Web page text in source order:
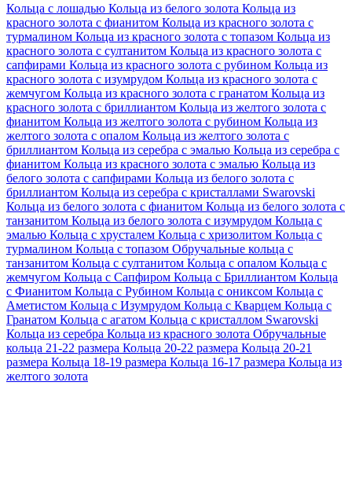
Кольца с лошадью Кольца из белого золота Кольца из
красного золота с фианитом Кольца из красного золота с
турмалином Кольца из красного золота с топазом Кольца из
красного золота с султанитом Кольца из красного золота с
сапфирами Кольца из красного золота с рубином Кольца из
красного золота с изумрудом Кольца из красного золота с
жемчугом Кольца из красного золота с гранатом Кольца из
красного золота с бриллиантом Кольца из желтого золота с
фианитом Кольца из желтого золота с рубином Кольца из
желтого золота с опалом Кольца из желтого золота с
бриллиантом Кольца из серебра с эмалью Кольца из серебра с
фианитом Кольца из красного золота с эмалью Кольца из
белого золота с сапфирами Кольца из белого золота с
бриллиантом Кольца из серебра с кристаллами Swarovski
Кольца из белого золота с фианитом Кольца из белого золота с
танзанитом Кольца из белого золота с изумрудом Кольца с
эмалью Кольца с хрусталем Кольца с хризолитом Кольца с
турмалином Кольца с топазом Обручальные кольца с
танзанитом Кольца с султанитом Кольца с опалом Кольца с
жемчугом Кольца с Сапфиром Кольца с Бриллиантом Кольца
с Фианитом Кольца с Рубином Кольца с ониксом Кольца с
Аметистом Кольца с Изумрудом Кольца с Кварцем Кольца с
Гранатом Кольца с агатом Кольца с кристаллом Swarovski
Кольца из серебра Кольца из красного золота Обручальные
кольца 21-22 размера Кольца 20-22 размера Кольца 20-21
размера Кольца 18-19 размера Кольца 16-17 размера Кольца из
желтого золота